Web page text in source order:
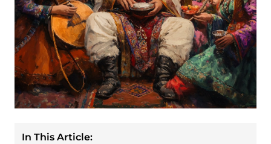
In This Article: